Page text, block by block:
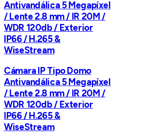
Antivandálica 5 Megapíxel
/ Lente 2.8 mm / IR 20M /
WDR 120db / Exterior
IP66 / H.265 &
WiseStream
Cámara IP Tipo Domo
Antivandálica 5 Megapíxel
/ Lente 2.8 mm / IR 20M /
WDR 120db / Exterior
IP66 / H.265 &
WiseStream